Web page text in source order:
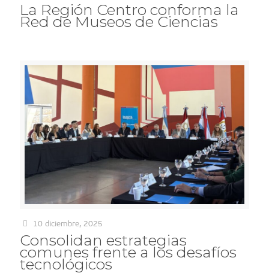
La Región Centro conforma la
Red de Museos de Ciencias
10 diciembre, 2025
Consolidan estrategias
comunes frente a los desafíos
tecnológicos